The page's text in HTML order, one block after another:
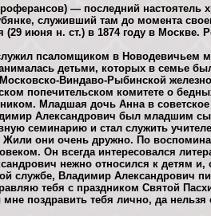
— последний настоятель
служивший там до момента
июня н. ст.) в 1874 году в Москве.
псаломщиком в Новодевичьем
детьми, которых в семье
Виндаво-Рыбинской
попечительском комитете о
Младшая дочь Анна в
Александрович был младшим
семинарию и стал служить
они очень дружно. По
Он всегда интересовался
нежно относился к детям и,
службе, Владимир Александрович
тебя с праздником Святой
поздравить тебя лично, да